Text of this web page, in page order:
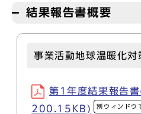
結果報告書概要
事業活動地球温暖化対
第1年度結果報告書
200.15KB)
別ウィンドウ